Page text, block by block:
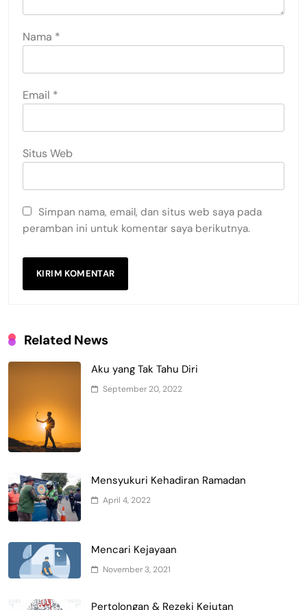
Nama *
Email *
Situs Web
Simpan nama, email, dan situs web saya pada
peramban ini untuk komentar saya berikutnya.
Related News
Aku yang Tak Tahu Diri
September 20, 2022
Mensyukuri Kehadiran Ramadan
April 4, 2022
Mencari Kejayaan
November 3, 2021
Pertolongan & Rezeki Kejutan